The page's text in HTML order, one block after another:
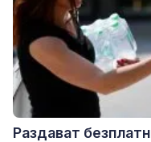
Раздават